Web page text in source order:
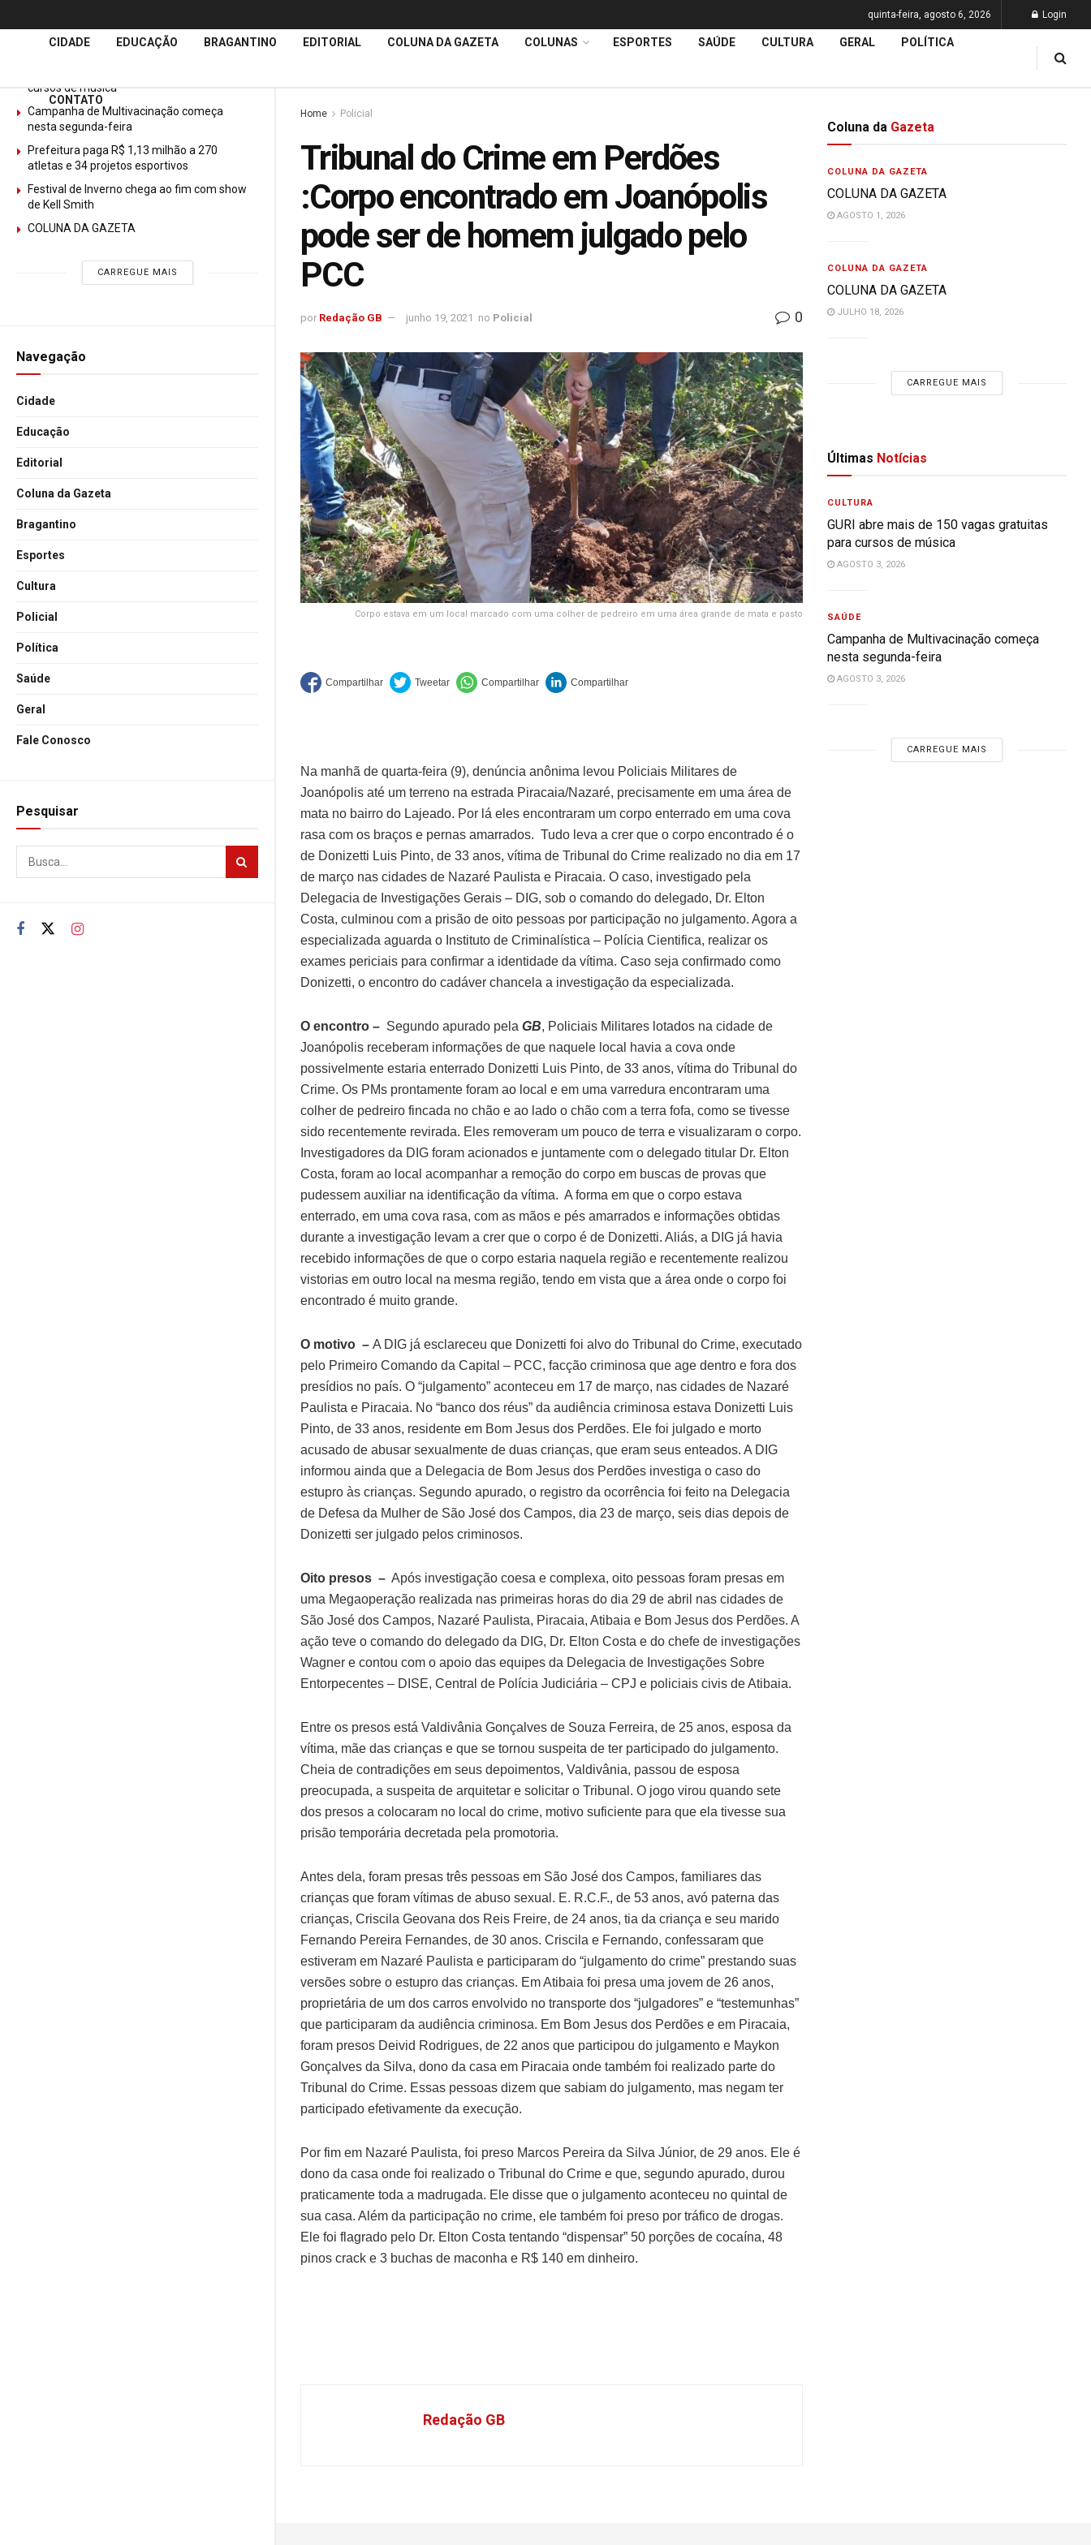
ÚltimasNotícias
cursos de música
Campanha de Multivacinação começa
nesta segunda-feira
Prefeitura paga R$ 1,13 milhão a 270
atletas e 34 projetos esportivos
Festival de Inverno chega ao fim com show
de Kell Smith
COLUNA DA GAZETA
CARREGUE MAIS
Navegação
Cidade
Educação
Editorial
Coluna da Gazeta
Bragantino
Esportes
Cultura
Policial
Política
Saúde
Geral
Fale Conosco
Pesquisar
quinta-feira, agosto 6, 2026 Login
CIDADE EDUCAÇÃO BRAGANTINO EDITORIAL COLUNA DA GAZETA COLUNAS ESPORTES SAÚDE CULTURA GERAL POLÍTICA
CONTATO
Home Policial
Tribunal do Crime em Perdões
:Corpo encontrado em Joanópolis
pode ser de homem julgado pelo
PCC
por Redação GB junho 19, 2021 no Policial 0
Corpo estava em um local marcado com uma colher de pedreiro em uma área grande de mata e pasto
Na manhã de quarta-feira (9), denúncia anônima levou Policiais Militares de
Joanópolis até um terreno na estrada Piracaia/Nazaré, precisamente em uma área de
mata no bairro do Lajeado. Por lá eles encontraram um corpo enterrado em uma cova
rasa com os braços e pernas amarrados. Tudo leva a crer que o corpo encontrado é o
de Donizetti Luis Pinto, de 33 anos, vítima de Tribunal do Crime realizado no dia em 17
de março nas cidades de Nazaré Paulista e Piracaia. O caso, investigado pela
Delegacia de Investigações Gerais – DIG, sob o comando do delegado, Dr. Elton
Costa, culminou com a prisão de oito pessoas por participação no julgamento. Agora a
especializada aguarda o Instituto de Criminalística – Polícia Cientifica, realizar os
exames periciais para confirmar a identidade da vítima. Caso seja confirmado como
Donizetti, o encontro do cadáver chancela a investigação da especializada.
O encontro – Segundo apurado pela GB, Policiais Militares lotados na cidade de
Joanópolis receberam informações de que naquele local havia a cova onde
possivelmente estaria enterrado Donizetti Luis Pinto, de 33 anos, vítima do Tribunal do
Crime. Os PMs prontamente foram ao local e em uma varredura encontraram uma
colher de pedreiro fincada no chão e ao lado o chão com a terra fofa, como se tivesse
sido recentemente revirada. Eles removeram um pouco de terra e visualizaram o corpo.
Investigadores da DIG foram acionados e juntamente com o delegado titular Dr. Elton
Costa, foram ao local acompanhar a remoção do corpo em buscas de provas que
pudessem auxiliar na identificação da vítima. A forma em que o corpo estava
enterrado, em uma cova rasa, com as mãos e pés amarrados e informações obtidas
durante a investigação levam a crer que o corpo é de Donizetti. Aliás, a DIG já havia
recebido informações de que o corpo estaria naquela região e recentemente realizou
vistorias em outro local na mesma região, tendo em vista que a área onde o corpo foi
encontrado é muito grande.
O motivo – A DIG já esclareceu que Donizetti foi alvo do Tribunal do Crime, executado
pelo Primeiro Comando da Capital – PCC, facção criminosa que age dentro e fora dos
presídios no país. O “julgamento” aconteceu em 17 de março, nas cidades de Nazaré
Paulista e Piracaia. No “banco dos réus” da audiência criminosa estava Donizetti Luis
Pinto, de 33 anos, residente em Bom Jesus dos Perdões. Ele foi julgado e morto
acusado de abusar sexualmente de duas crianças, que eram seus enteados. A DIG
informou ainda que a Delegacia de Bom Jesus dos Perdões investiga o caso do
estupro às crianças. Segundo apurado, o registro da ocorrência foi feito na Delegacia
de Defesa da Mulher de São José dos Campos, dia 23 de março, seis dias depois de
Donizetti ser julgado pelos criminosos.
Oito presos – Após investigação coesa e complexa, oito pessoas foram presas em
uma Megaoperação realizada nas primeiras horas do dia 29 de abril nas cidades de
São José dos Campos, Nazaré Paulista, Piracaia, Atibaia e Bom Jesus dos Perdões. A
ação teve o comando do delegado da DIG, Dr. Elton Costa e do chefe de investigações
Wagner e contou com o apoio das equipes da Delegacia de Investigações Sobre
Entorpecentes – DISE, Central de Polícia Judiciária – CPJ e policiais civis de Atibaia.
Entre os presos está Valdivânia Gonçalves de Souza Ferreira, de 25 anos, esposa da
vítima, mãe das crianças e que se tornou suspeita de ter participado do julgamento.
Cheia de contradições em seus depoimentos, Valdivânia, passou de esposa
preocupada, a suspeita de arquitetar e solicitar o Tribunal. O jogo virou quando sete
dos presos a colocaram no local do crime, motivo suficiente para que ela tivesse sua
prisão temporária decretada pela promotoria.
Antes dela, foram presas três pessoas em São José dos Campos, familiares das
crianças que foram vítimas de abuso sexual. E. R.C.F., de 53 anos, avó paterna das
crianças, Criscila Geovana dos Reis Freire, de 24 anos, tia da criança e seu marido
Fernando Pereira Fernandes, de 30 anos. Criscila e Fernando, confessaram que
estiveram em Nazaré Paulista e participaram do “julgamento do crime” prestando suas
versões sobre o estupro das crianças. Em Atibaia foi presa uma jovem de 26 anos,
proprietária de um dos carros envolvido no transporte dos “julgadores” e “testemunhas”
que participaram da audiência criminosa. Em Bom Jesus dos Perdões e em Piracaia,
foram presos Deivid Rodrigues, de 22 anos que participou do julgamento e Maykon
Gonçalves da Silva, dono da casa em Piracaia onde também foi realizado parte do
Tribunal do Crime. Essas pessoas dizem que sabiam do julgamento, mas negam ter
participado efetivamente da execução.
Por fim em Nazaré Paulista, foi preso Marcos Pereira da Silva Júnior, de 29 anos. Ele é
dono da casa onde foi realizado o Tribunal do Crime e que, segundo apurado, durou
praticamente toda a madrugada. Ele disse que o julgamento aconteceu no quintal de
sua casa. Além da participação no crime, ele também foi preso por tráfico de drogas.
Ele foi flagrado pelo Dr. Elton Costa tentando “dispensar” 50 porções de cocaína, 48
pinos crack e 3 buchas de maconha e R$ 140 em dinheiro.
Redação GB
Coluna da Gazeta
COLUNA DA GAZETA
COLUNA DA GAZETA
AGOSTO 1, 2026
COLUNA DA GAZETA
COLUNA DA GAZETA
JULHO 18, 2026
CARREGUE MAIS
Últimas Notícias
CULTURA
GURI abre mais de 150 vagas gratuitas
para cursos de música
AGOSTO 3, 2026
SAÚDE
Campanha de Multivacinação começa
nesta segunda-feira
AGOSTO 3, 2026
CARREGUE MAIS